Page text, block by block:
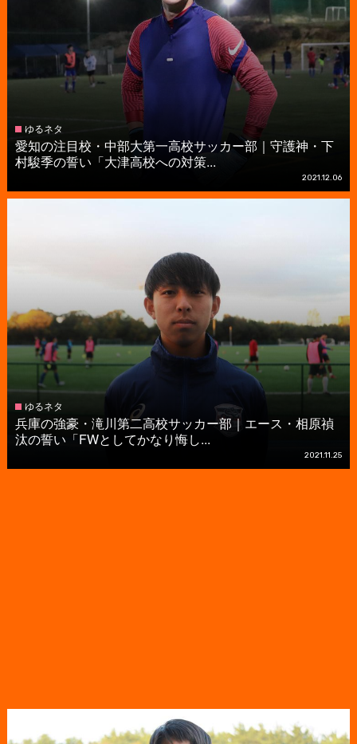
ゆるネタ
愛知の注目校・中部大第一高校サッカー部｜守護神・下
村駿季の誓い「大津高校への対策...
2021.12.06
ゆるネタ
兵庫の強豪・滝川第二高校サッカー部｜エース・相原禎
汰の誓い「FWとしてかなり悔し...
2021.11.25